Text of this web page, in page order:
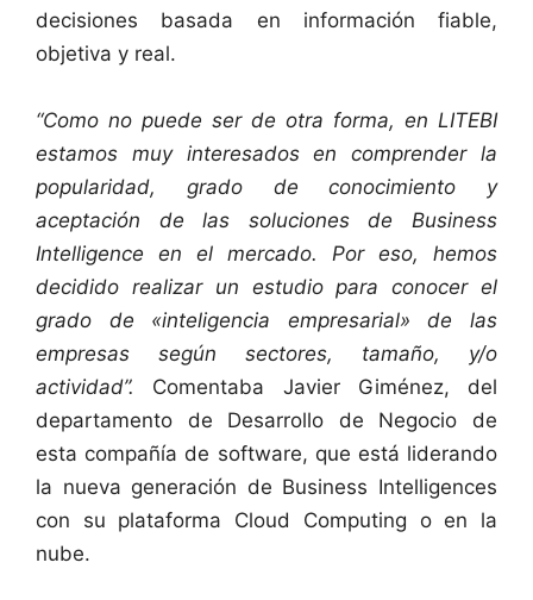
decisiones basada en información fiable,
objetiva y real.
“Como no puede ser de otra forma, en LITEBI
estamos muy interesados en comprender la
popularidad, grado de conocimiento y
aceptación de las soluciones de Business
Intelligence en el mercado. Por eso, hemos
decidido realizar un estudio para conocer el
grado de «inteligencia empresarial» de las
empresas según sectores, tamaño, y/o
actividad”. Comentaba Javier Giménez, del
departamento de Desarrollo de Negocio de
esta compañía de software, que está liderando
la nueva generación de Business Intelligences
con su plataforma Cloud Computing o en la
nube.